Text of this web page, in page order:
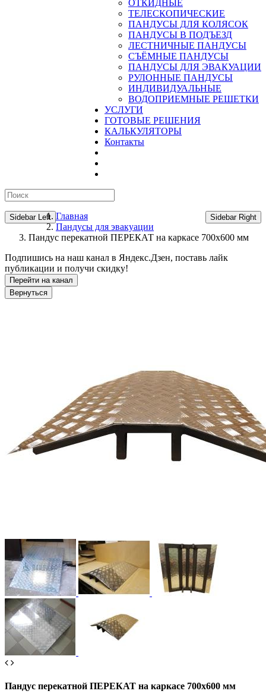
ОТКИДНЫЕ
ТЕЛЕСКОПИЧЕСКИЕ
ПАНДУСЫ ДЛЯ КОЛЯСОК
ПАНДУСЫ В ПОДЪЕЗД
ЛЕСТНИЧНЫЕ ПАНДУСЫ
CЪЁМНЫЕ ПАНДУСЫ
ПАНДУСЫ ДЛЯ ЭВАКУАЦИИ
РУЛОННЫЕ ПАНДУСЫ
ИНДИВИДУАЛЬНЫЕ
ВОДОПРИЕМНЫЕ РЕШЕТКИ
УСЛУГИ
ГОТОВЫЕ РЕШЕНИЯ
КАЛЬКУЛЯТОРЫ
Контакты
Sidebar Left Sidebar Right
Главная
Пандусы для эвакуации
Пандус перекатной ПЕРЕКАТ на каркасе 700х600 мм
Подпишись на наш канал в Яндекс.Дзен, поставь лайк
публикации и получи скидку!
Пандус перекатной ПЕРЕКАТ на каркасе 700х600 мм